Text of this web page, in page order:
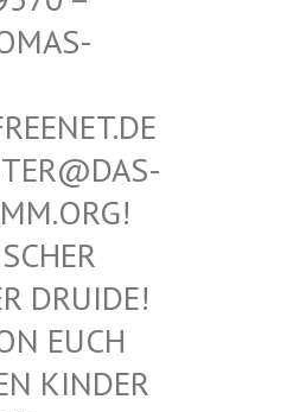
– WEBM
PENTAG
ALTHEI
NUR D
ERWÄHN
VON MI